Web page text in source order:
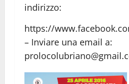
indirizzo:
https://
– Inviare una email a: